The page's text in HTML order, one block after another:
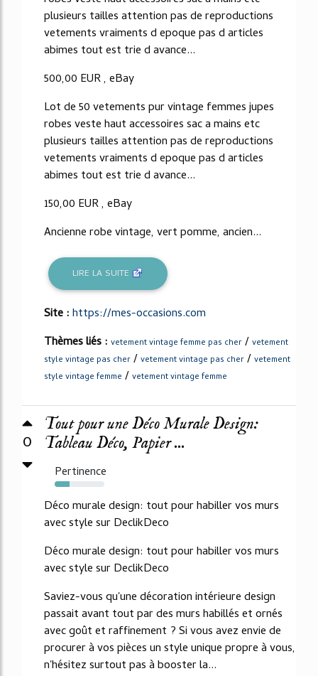
plusieurs tailles attention pas de reproductions
vetements vraiments d epoque pas d articles
abimes tout est trie d avance...
500,00 EUR , eBay
Lot de 50 vetements pur vintage femmes jupes
robes veste haut accessoires sac a mains etc
plusieurs tailles attention pas de reproductions
vetements vraiments d epoque pas d articles
abimes tout est trie d avance...
150,00 EUR , eBay
Ancienne robe vintage, vert pomme, ancien...
LIRE LA SUITE
Site :https://mes-occasions.com
Thèmes liés : vetement vintage femme pas cher / vetement
style vintage pas cher / vetement vintage pas cher / vetement
style vintage femme / vetement vintage femme
0
Tout pour une Déco Murale Design:
Tableau Déco, Papier ...
Pertinence
30%
Déco murale design: tout pour habiller vos murs
avec style sur DeclikDeco
Déco murale design: tout pour habiller vos murs
avec style sur DeclikDeco
Saviez-vous qu'une décoration intérieure design
passait avant tout par des murs habillés et ornés
avec goût et raffinement ? Si vous avez envie de
procurer à vos pièces un style unique propre à vous,
n'hésitez surtout pas à booster la...